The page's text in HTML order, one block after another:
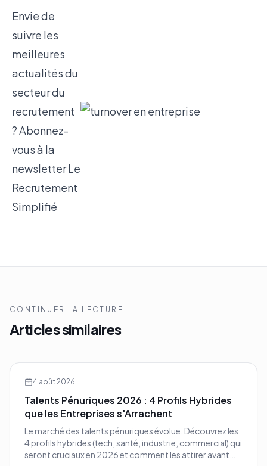
Envie de
suivre les
meilleures
actualités du
secteur du
recrutement
? Abonnez-
vous à la
newsletterLe
Recrutement
Simplifié
CONTINUER LA LECTURE
Articles similaires
4 août 2026
Talents Pénuriques 2026 : 4 Profils Hybrides
que les Entreprises s'Arrachent
Le marché des talents pénuriques évolue. Découvrez les
4 profils hybrides (tech, santé, industrie, commercial) qui
seront cruciaux en 2026 et comment les attirer avant